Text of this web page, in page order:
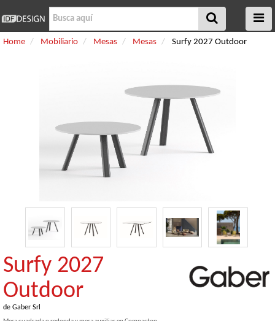
Home Mobiliario Mesas Mesas Surfy 2027 Outdoor
Surfy 2027
Outdoor
de Gaber Srl